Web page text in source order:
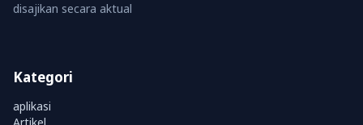
disajikan secara aktual
Kategori
aplikasi